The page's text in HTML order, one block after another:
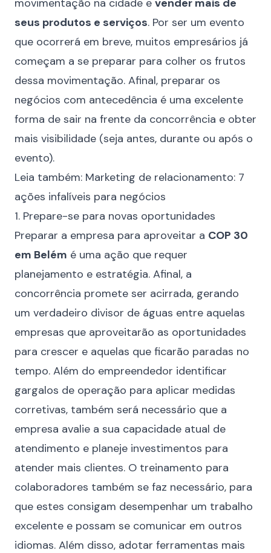
movimentação na cidade e vender mais de
seus produtos e serviços. Por ser um evento
que ocorrerá em breve, muitos empresários já
começam a se preparar para colher os frutos
dessa movimentação. Afinal, preparar os
negócios com antecedência é uma excelente
forma de sair na frente da concorrência e obter
mais visibilidade (seja antes, durante ou após o
evento).
Leia também: Marketing de relacionamento: 7
ações infalíveis para negócios
1. Prepare-se para novas oportunidades
Preparar a empresa para aproveitar a COP 30
em Belém é uma ação que requer
planejamento e estratégia. Afinal, a
concorrência promete ser acirrada, gerando
um verdadeiro divisor de águas entre aquelas
empresas que aproveitarão as oportunidades
para crescer e aquelas que ficarão paradas no
tempo. Além do empreendedor identificar
gargalos de operação para aplicar medidas
corretivas, também será necessário que a
empresa avalie a sua capacidade atual de
atendimento e planeje investimentos para
atender mais clientes. O treinamento para
colaboradores também se faz necessário, para
que estes consigam desempenhar um trabalho
excelente e possam se comunicar em outros
idiomas. Além disso, adotar ferramentas mais